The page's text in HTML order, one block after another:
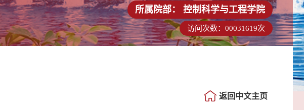
所属院部： 控制科学与工程学院
访问次数： 00031619次
返回中文主页